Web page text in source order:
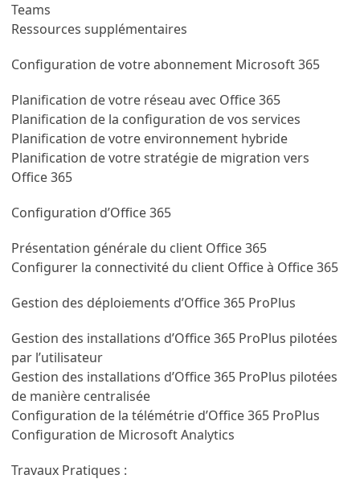
Teams
Ressources supplémentaires
Configuration de votre abonnement Microsoft 365
Planification de votre réseau avec Office 365
Planification de la configuration de vos services
Planification de votre environnement hybride
Planification de votre stratégie de migration vers
Office 365
Configuration d’Office 365
Présentation générale du client Office 365
Configurer la connectivité du client Office à Office 365
Gestion des déploiements d’Office 365 ProPlus
Gestion des installations d’Office 365 ProPlus pilotées
par l’utilisateur
Gestion des installations d’Office 365 ProPlus pilotées
de manière centralisée
Configuration de la télémétrie d’Office 365 ProPlus
Configuration de Microsoft Analytics
Travaux Pratiques :